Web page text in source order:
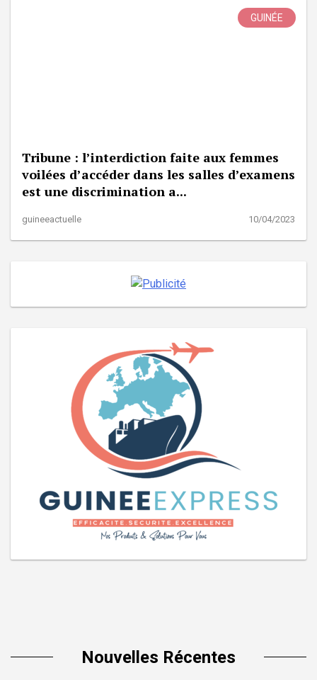
GUINÉE
Tribune : l’interdiction faite aux femmes
voilées d’accéder dans les salles d’examens
est une discrimination a...
guineeactuelle 10/04/2023
Nouvelles Récentes